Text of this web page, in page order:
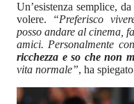
Un’esistenza semplice,
volere.
“Preferisco
posso andare al cinema,
amici. Personalmente
ricchezza e so che non
vita normale”, ha